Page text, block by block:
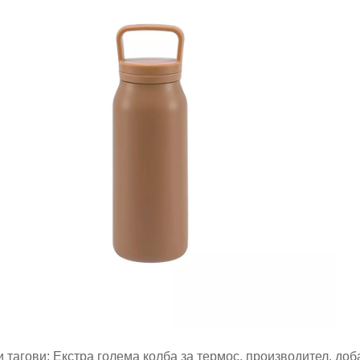
Екстра голема колба за термос, производител,